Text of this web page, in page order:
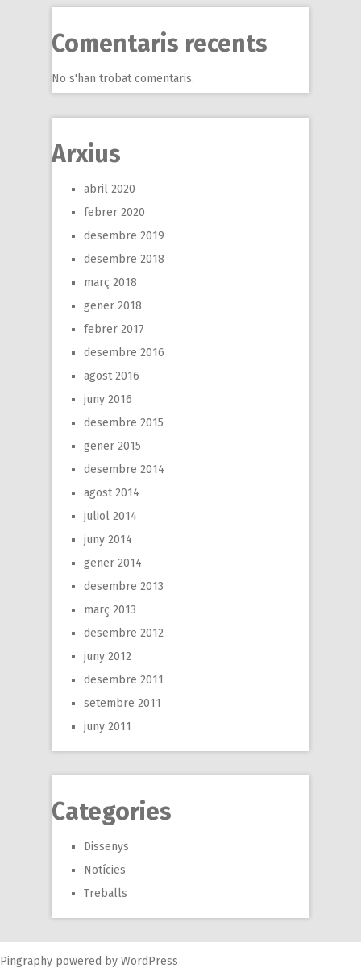
Comentaris recents
No s'han trobat comentaris.
Arxius
abril 2020
febrer 2020
desembre 2019
desembre 2018
març 2018
gener 2018
febrer 2017
desembre 2016
agost 2016
juny 2016
desembre 2015
gener 2015
desembre 2014
agost 2014
juliol 2014
juny 2014
gener 2014
desembre 2013
març 2013
desembre 2012
juny 2012
desembre 2011
setembre 2011
juny 2011
Categories
Dissenys
Notícies
Treballs
Pingraphy powered by WordPress